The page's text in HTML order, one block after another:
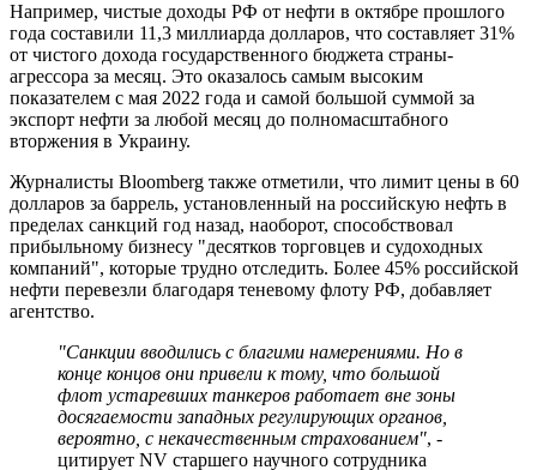
Например, чистые доходы РФ от нефти в октябре прошлого
года составили 11,3 миллиарда долларов, что составляет 31%
от чистого дохода государственного бюджета страны-
агрессора за месяц. Это оказалось самым высоким
показателем с мая 2022 года и самой большой суммой за
экспорт нефти за любой месяц до полномасштабного
вторжения в Украину.
Журналисты Bloomberg также отметили, что лимит цены в 60
долларов за баррель, установленный на российскую нефть в
пределах санкций год назад, наоборот, способствовал
прибыльному бизнесу "десятков торговцев и судоходных
компаний", которые трудно отследить. Более 45% российской
нефти перевезли благодаря теневому флоту РФ, добавляет
агентство.
"Санкции вводились с благими намерениями. Но в
конце концов они привели к тому, что большой
флот устаревших танкеров работает вне зоны
досягаемости западных регулирующих органов,
вероятно, с некачественным страхованием", -
цитирует NV старшего научного сотрудника